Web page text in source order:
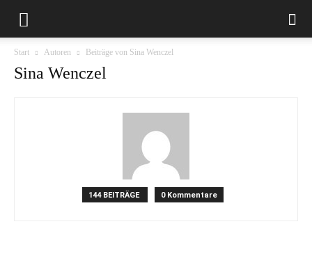
Start Autoren Beiträge von Sina Wenczel
Sina Wenczel
144 BEITRÄGE 0 Kommentare